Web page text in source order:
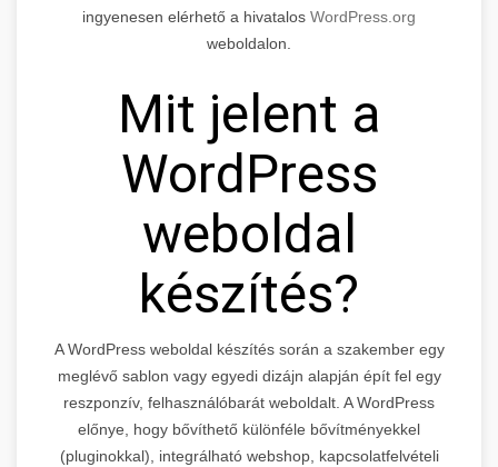
ingyenesen elérhető a hivatalos WordPress.org
weboldalon.
Mit jelent a
WordPress
weboldal
készítés?
A WordPress weboldal készítés során a szakember egy
meglévő sablon vagy egyedi dizájn alapján épít fel egy
reszponzív, felhasználóbarát weboldalt. A WordPress
előnye, hogy bővíthető különféle bővítményekkel
(pluginokkal), integrálható webshop, kapcsolatfelvételi